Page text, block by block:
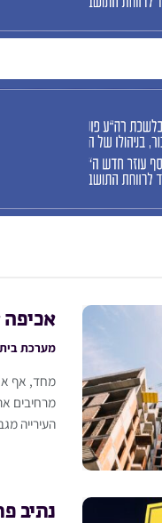
אכיפה
מערכת ביתר
מחד, אף
מרחיבים
העירייה
נתיב